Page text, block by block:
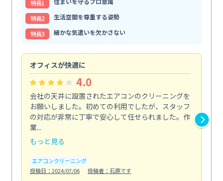
特⻑1
特⻑2
生活空間を尊重する姿勢
特⻑3
細かな気遣いを欠かさない
オフィスが快適に
4.0
会社の天井に設置されたエアコンのクリーニングを
お願いしました。初めての利用でしたが、スタッフ
の対応が非常に丁寧で安心して任せられました。作
業...
もっと見る
エアコンクリーニング
投稿日：2024/07/06
投稿者：石原です